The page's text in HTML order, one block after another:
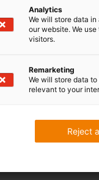
Analytics
We will store data
our website. We
visitors.
Remarketing
We will store data
relevant to your
Reject